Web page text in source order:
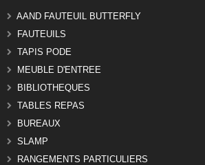
AAND FAUTEUIL BUTTERFLY
FAUTEUILS
TAPIS PODE
MEUBLE D'ENTREE
BIBLIOTHEQUES
TABLES REPAS
BUREAUX
SLAMP
RANGEMENTS PARTICULIERS